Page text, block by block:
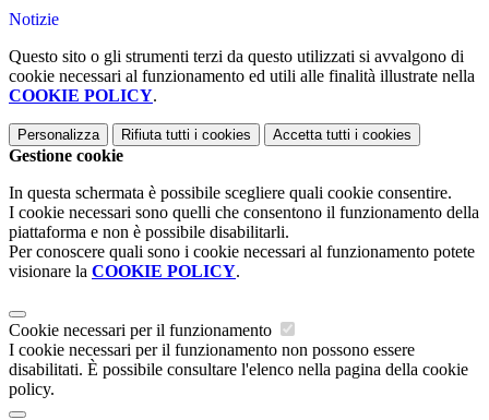
Notizie
Questo sito o gli strumenti terzi da questo utilizzati si avvalgono di
cookie necessari al funzionamento ed utili alle finalità illustrate nella
COOKIE POLICY.
Personalizza Rifiuta tutti i cookies Accetta tutti i cookies
Gestione cookie
In questa schermata è possibile scegliere quali cookie consentire.
I cookie necessari sono quelli che consentono il funzionamento della
piattaforma e non è possibile disabilitarli.
Per conoscere quali sono i cookie necessari al funzionamento potete
visionare la COOKIE POLICY.
Cookie necessari per il funzionamento
I cookie necessari per il funzionamento non possono essere
disabilitati. È possibile consultare l'elenco nella pagina della cookie
policy.